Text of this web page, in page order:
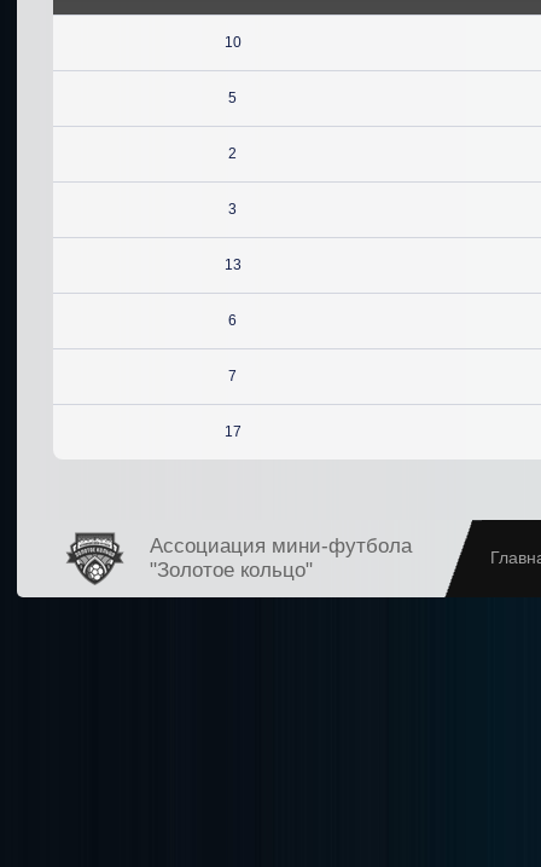
10
5
2
3
13
6
7
17
Ассоциация мини-футбола
"Золотое кольцо"